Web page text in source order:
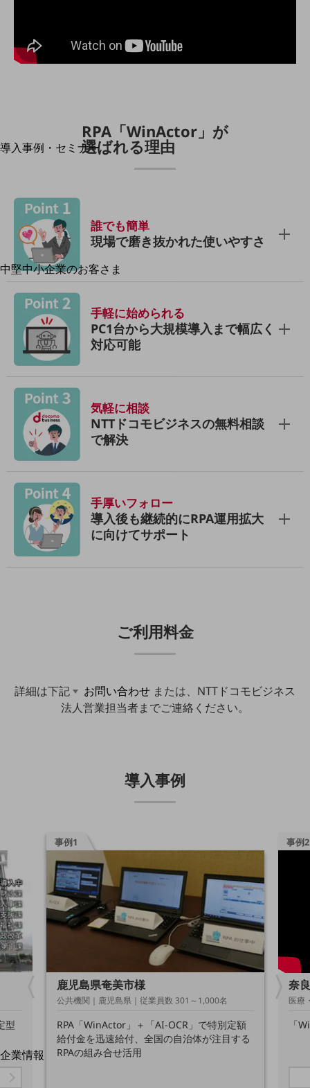
回線・ネットワーク
お手続き
別ウィンドウで開きます
サービスをご利用中のお客さま
導入事例・セミナー
セミナー
開催・出展する各種セミナー、イベント情報をご紹介します
中堅中小企業のお客さま
NTTドコモビジネスウォッチ
ビジネスお役立ち情報
旬な話題やお役立ち資料などDXの課題を
解決するヒントをお届けする記事サイト
新着記事
お役立ち資料ダウンロード
トレンド記事特集
IT用語集
中堅中小企業向け
サービス・ソリューション
課題やニーズに合ったサービスをご紹介し、
中堅中小企業のビジネスをサポート！
お悩みから見つける
お悩みから見つけるTOP
ネットワーク
モバイル・音声
バックオフィス
製造業
ビジネスお悩み診断
NTTドコモビジネス
オンラインショップ
モバイル・ICTサービスをオンラインで
相談・申し込みができるバーチャルショップ
法人向けモバイルトップ
はじめての方へ
サービス・商品を探す
新規会員登録/ログインはこちら
100回線以上のお問い合わせ・お見積りはこちら
別ウィンドウで開きます
企業情報
企業情報TOP
会社案内
RPA「WinActor」が
選ばれる理由
誰でも簡単
現場で磨き抜かれた使いやすさ
手軽に始められる
PC1台から大規模導入まで幅広く
対応可能
気軽に相談
NTTドコモビジネスの無料相談
で解決
手厚いフォロー
導入後も継続的にRPA運用拡大
に向けてサポート
ご利用料金
詳細は下記 お問い合わせ または、NTTドコモビジネス
法人営業担当者までご連絡ください。
導入事例
型
事例1
鹿児島県奄美市様
公共機関｜鹿児島県｜従業員数 301～1,000名
RPA「WinActor」＋「AI-OCR」で特別定額
給付金を迅速給付、全国の自治体が注目する
RPAの組み合せ活用
事例2
奈
医療
「